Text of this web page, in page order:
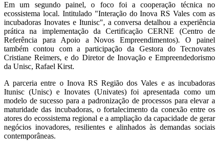
Em um segundo painel, o foco foi a cooperação técnica no
ecossistema local. Intitulado "Interação do Inova RS Vales com as
incubadoras Inovates e Itunisc", a conversa detalhou a experiência
prática na implementação da Certificação CERNE (Centro de
Referência para Apoio a Novos Empreendimentos). O painel
também contou com a participação da Gestora do Tecnovates
Cristiane Reimers, e do Diretor de Inovação e Empreendedorismo
da Unisc, Rafael Kirst.
A parceria entre o Inova RS Região dos Vales e as incubadoras
Itunisc (Unisc) e Inovates (Univates) foi apresentada como um
modelo de sucesso para a padronização de processos para elevar a
maturidade das incubadoras, o fortalecimento da conexão entre os
atores do ecossistema regional e a ampliação da capacidade de gerar
negócios inovadores, resilientes e alinhados às demandas sociais
contemporâneas.